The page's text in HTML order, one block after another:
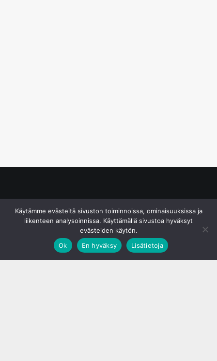
Käytämme evästeitä sivuston toiminnoissa, ominaisuuksissa ja
liikenteen analysoinnissa. Käyttämällä sivustoa hyväksyt
evästeiden käytön.
Ok
En hyväksy Lisätietoja